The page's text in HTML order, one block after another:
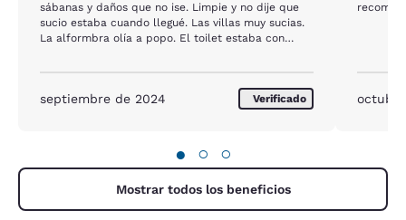
sábanas y daños que no ise. Limpie y no dije que
sucio estaba cuando llegué. Las villas muy sucias.
La alformbra olía a popo. El toilet estaba con
y yo la limpié para cocinar.
septiembre de 2024 Verificado
● ○ ○
Mostrar todos los beneficios